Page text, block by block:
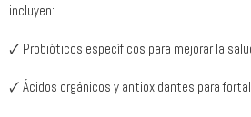
incluyen:
🗸 Probióticos específicos para mejorar la
🗸 Ácidos orgánicos y antioxidantes para